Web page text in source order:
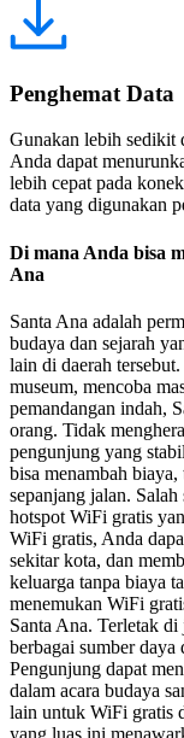
Penghemat Data
Gunakan lebih sedikit
Anda dapat
lebih cepat pada
data yang digunakan
Di mana Anda bisa
Ana
Santa Ana adalah
budaya dan sejarah
lain di daerah
museum, mencoba
pemandangan indah,
orang. Tidak
pengunjung yang
bisa menambah
sepanjang jalan.
hotspot WiFi gratis
WiFi gratis, Anda
sekitar kota, dan
keluarga tanpa biaya
menemukan WiFi
Santa Ana. Terletak
berbagai sumber daya
Pengunjung dapat
dalam acara budaya
lain untuk WiFi gratis
yang luas ini